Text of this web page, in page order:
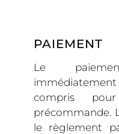
PAIEMENT
Le
compris
précommande.
le règlement